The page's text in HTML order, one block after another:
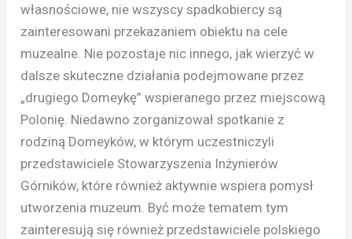
własnościowe, nie wszyscy spadkobiercy są
zainteresowani przekazaniem obiektu na cele
muzealne. Nie pozostaje nic innego, jak wierzyć w
dalsze skuteczne działania podejmowane przez
„drugiego Domeykę” wspieranego przez miejscową
Polonię. Niedawno zorganizował spotkanie z
rodziną Domeyków, w którym uczestniczyli
przedstawiciele Stowarzyszenia Inżynierów
Górników, które również aktywnie wspiera pomysł
utworzenia muzeum. Być może tematem tym
zainteresują się również przedstawiciele polskiego